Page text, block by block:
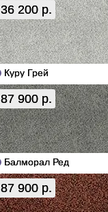
36 200 р.
Куру Грей
87 900 р.
Балморал Ред
87 900 р.